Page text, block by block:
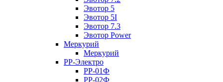
Эвотор 5
Эвотор 5I
Эвотор 7.3
Эвотор Power
Меркурий
Меркурий
РР-Электро
РР-01Ф
РР-02Ф